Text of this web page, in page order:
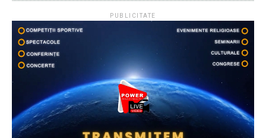
PUBLICITATE